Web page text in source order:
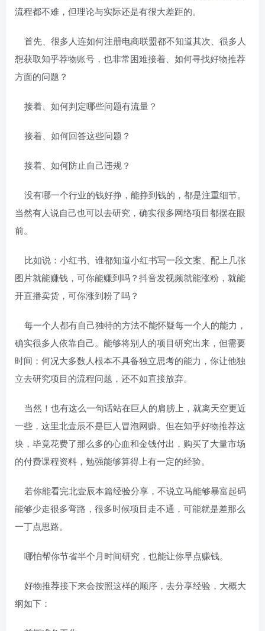
流程都不难，但理论与实际还是有很大差距的。
首先、很多人连如何注册电商联盟都不知道其次、很多人
想获取知乎荐物账号，也非常困难接着、如何寻找好物推荐
方面的问题？
接着、如何判定哪些问题有流量？
接着、如何回答这些问题？
接着、如何防止自己违规？
没有哪一个行业的钱好挣，能挣到钱的，都是注重细节。
当然有人说自己也可以去研究，确实很多网络项目都摆在眼
前。
比如说：小红书、谁都知道小红书写一段文案、配上几张
图片就能赚钱，可你能赚到吗？抖音发视频就能涨粉，就能
开直播卖货，可你涨到粉了吗？
每一个人都有自己独特的方法不能怀疑每一个人的能力，
确实很多人依靠自己。能够将别人的项目研究出来，但需要
时间；何况大多数人根本不具备独立思考的能力，你让他独
立去研究项目的流程问题，还不如直接放弃。
当然！也有这么一句话站在巨人的肩膀上，就离天空更近
一些，这里北壹辰不是巨人冒泡网赚。但在知乎好物推荐这
块，毕竟花费了那么多的心血和金钱付出，购买了大量市场
的付费课程资料，勉强能够算得上有一定的经验。
若你能看完北壹辰本篇经验分享，不说立马能够暴富起码
能够少走很多弯路，很多时候项目走不通，可能就是差那么
一丁点思路。
哪怕帮你节省半个月时间研究，也能让你早点赚钱。
好物推荐接下来会按照这样的顺序，去分享经验，大概大
纲如下：